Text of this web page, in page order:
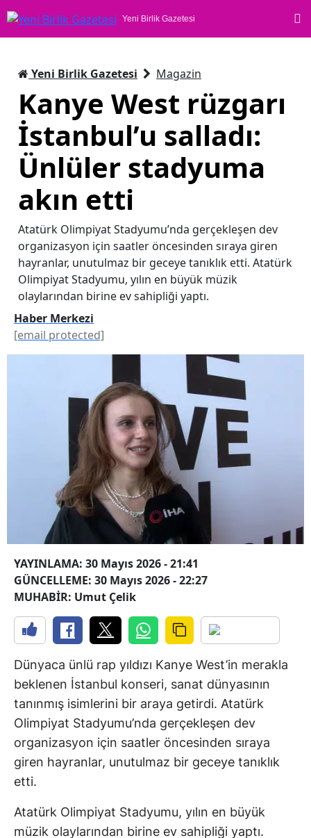
Yeni Birlik Gazetesi
Yeni Birlik Gazetesi Magazin
Kanye West rüzgarı
İstanbul’u salladı:
Ünlüler stadyuma
akın etti
Atatürk Olimpiyat Stadyumu’nda gerçekleşen dev
organizasyon için saatler öncesinden sıraya giren
hayranlar, unutulmaz bir geceye tanıklık etti. Atatürk
Olimpiyat Stadyumu, yılın en büyük müzik
olaylarından birine ev sahipliği yaptı.
Haber Merkezi
[email protected]
YAYINLAMA: 30 Mayıs 2026 - 21:41
GÜNCELLEME: 30 Mayıs 2026 - 22:27
MUHABİR: Umut Çelik
Dünyaca ünlü rap yıldızı Kanye West’in merakla
beklenen İstanbul konseri, sanat dünyasının
tanınmış isimlerini bir araya getirdi. Atatürk
Olimpiyat Stadyumu’nda gerçekleşen dev
organizasyon için saatler öncesinden sıraya
giren hayranlar, unutulmaz bir geceye tanıklık
etti.
Atatürk Olimpiyat Stadyumu, yılın en büyük
müzik olaylarından birine ev sahipliği yaptı.